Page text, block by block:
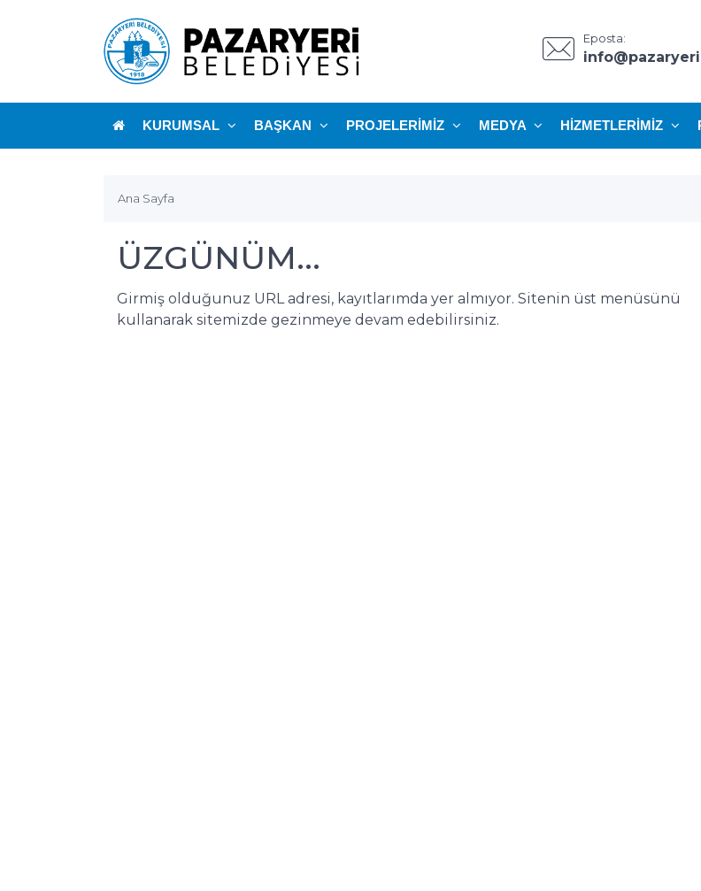
Eposta:
KURUMSAL BAŞKAN PROJELERIMIZ MEDYA HIZMETLERIMIZ
Ana Sayfa
ÜZGÜNÜM...
Girmiş olduğunuz URL adresi, kayıtlarımda yer almıyor. Sitenin üst menüsünü
kullanarak sitemizde gezinmeye devam edebilirsiniz.